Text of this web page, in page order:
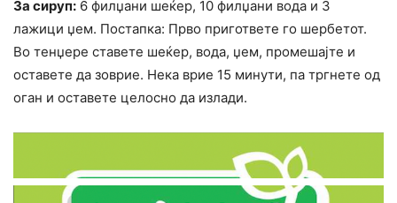
За сируп: 6 филџани шеќер, 10 филџани вода и 3
лажици џем. Постапка: Прво пригответе го шербетот.
Во тенџере ставете шеќер, вода, џем, промешајте и
оставете да зоврие. Нека врие 15 минути, па тргнете од
оган и оставете целосно да излади.